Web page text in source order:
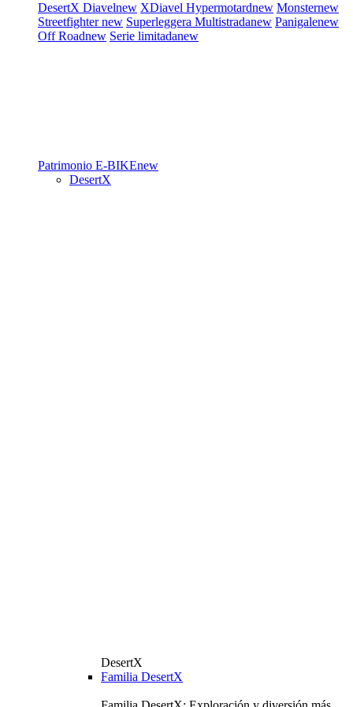
DesertX Diavelnew XDiavel Hypermotardnew Monsternew
Streetfighternew Superleggera Multistradanew Panigalenew
Off Roadnew Serie limitadanew
Patrimonio E-BIKEnew
DesertX
DesertX
Familia DesertX